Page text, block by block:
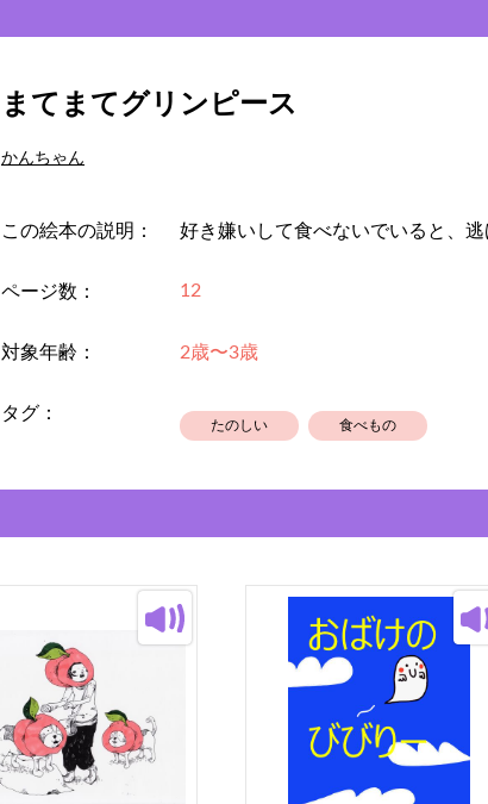
まてまてグリンピース
かんちゃん
この絵本の説明： 好き嫌いして食べないでいると、逃
ページ数： 12
対象年齢： 2歳〜3歳
タグ：
たのしい 食べもの